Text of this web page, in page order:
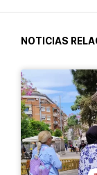
NOTICIAS